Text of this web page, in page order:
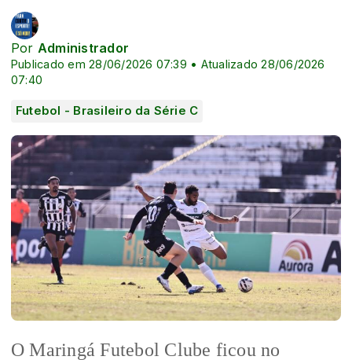
Por Administrador
Publicado em 28/06/2026 07:39 • Atualizado 28/06/2026
07:40
Futebol - Brasileiro da Série C
O Maringá Futebol Clube ficou no